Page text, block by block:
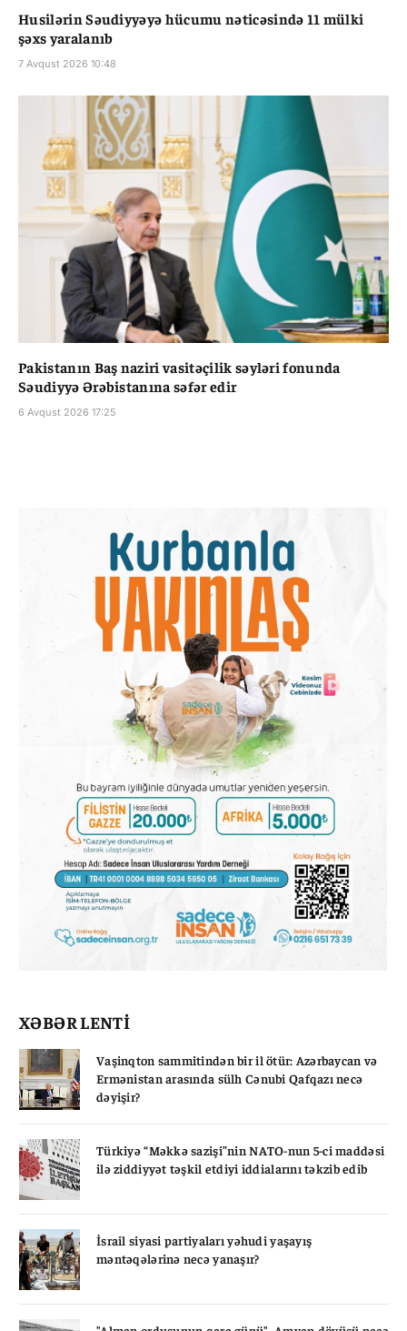
Husilərin Səudiyyəyə hücumu nəticəsində 11 mülki
şəxs yaralanıb
7 Avqust 2026 10:48
Pakistanın Baş naziri vasitəçilik səyləri fonunda
Səudiyyə Ərəbistanına səfər edir
6 Avqust 2026 17:25
XƏBƏR LENTİ
Vaşinqton sammitindən bir il ötür: Azərbaycan və
Ermənistan arasında sülh Cənubi Qafqazı necə
dəyişir?
Türkiyə “Məkkə sazişi”nin NATO-nun 5-ci maddəsi
ilə ziddiyyət təşkil etdiyi iddialarını təkzib edib
İsrail siyasi partiyaları yəhudi yaşayış
məntəqələrinə necə yanaşır?